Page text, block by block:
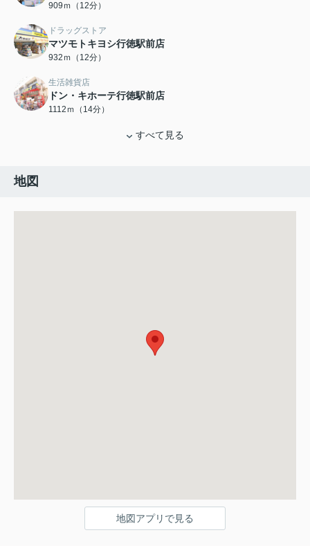
909ｍ（12分）
ドラッグストア
マツモトキヨシ行徳駅前店
932ｍ（12分）
生活雑貨店
ドン・キホーテ行徳駅前店
1112ｍ（14分）
すべて見る
地図
地図アプリで見る